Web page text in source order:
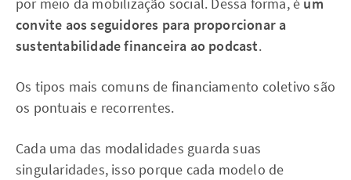
convite aos seguidores para proporcionar a
sustentabilidade financeira ao podcast.
Os tipos mais comuns de financiamento coletivo são
os pontuais e recorrentes.
Cada uma das modalidades guarda suas
singularidades, isso porque cada modelo de